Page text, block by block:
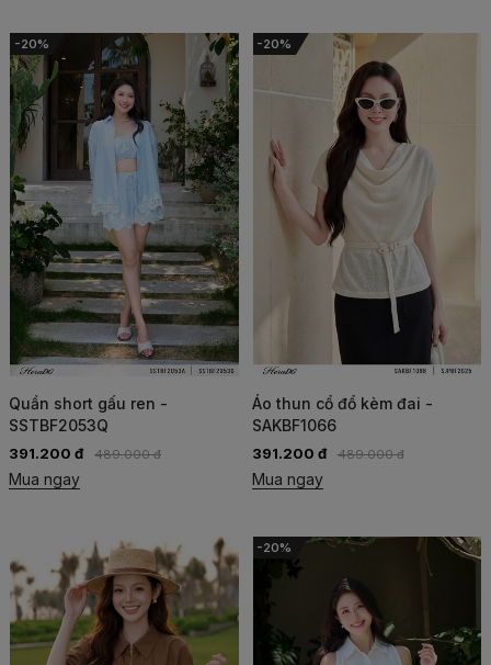
-20%
Quần short gấu ren -
SSTBF2053Q
391.200 đ 489.000 đ
Mua ngay
-20%
Áo thun cổ đổ kèm đai -
SAKBF1066
391.200 đ 489.000 đ
Mua ngay
-20%